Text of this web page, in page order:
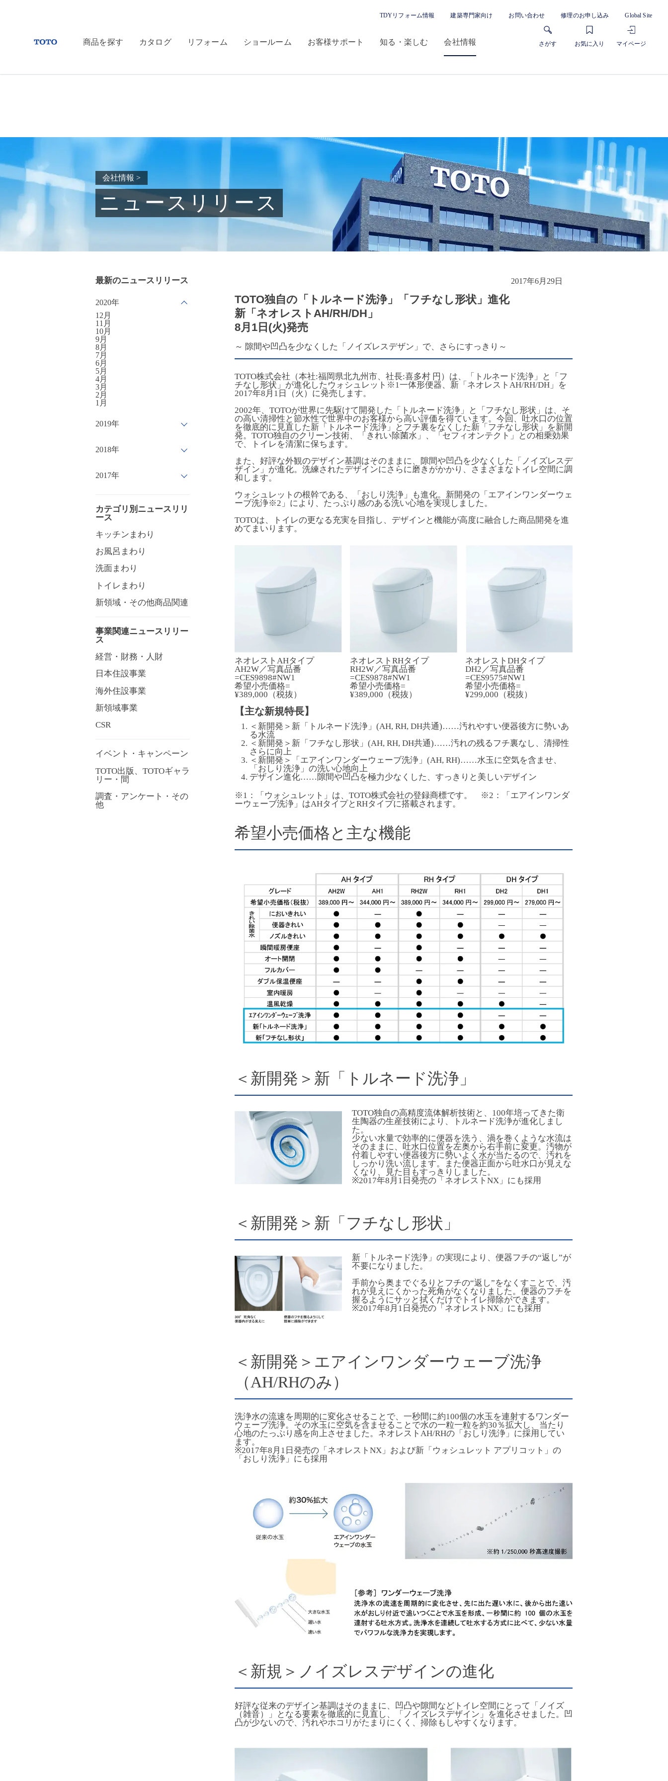
商品を探す カタログ リフォーム ショールーム お客様サポート 知る・楽しむ 会社情報 さがす お気に入り マイページ
TDYリフォーム情報 建築専門家向け お問い合わせ 修理のお申し込み Global Site
会社情報 >
ニュースリリース
2017年6月29日
TOTO独自の「トルネード洗浄」「フチなし形状」進化
新「ネオレストAH/RH/DH」
8月1日(火)発売
～ 隙間や凹凸を少なくした「ノイズレスデザン」で、さらにすっきり～
TOTO株式会社（本社:福岡県北九州市、社長:喜多村 円）は、「トルネード洗浄」と「フ
チなし形状」が進化したウォシュレット※1一体形便器、新「ネオレストAH/RH/DH」を
2017年8月1日（火）に発売します。
2002年、TOTOが世界に先駆けて開発した「トルネード洗浄」と「フチなし形状」は、そ
の高い清掃性と節水性で世界中のお客様から高い評価を得ています。今回、吐水口の位置
を徹底的に見直した新「トルネード洗浄」とフチ裏をなくした新「フチなし形状」を新開
発。TOTO独自のクリーン技術、「きれい除菌水」、「セフィオンテクト」との相乗効果
で、トイレを清潔に保ちます。
また、好評な外観のデザイン基調はそのままに、隙間や凹凸を少なくした「ノイズレスデ
ザイン」が進化。洗練されたデザインにさらに磨きがかかり、さまざまなトイレ空間に調
和します。
ウォシュレットの根幹である、「おしり洗浄」も進化。新開発の「エアインワンダーウェ
ーブ洗浄※2」により、たっぷり感のある洗い心地を実現しました。
TOTOは、トイレの更なる充実を目指し、デザインと機能が高度に融合した商品開発を進
めてまいります。
ネオレストAHタイプ
AH2W／写真品番
=CES9898#NW1
希望小売価格=
¥389,000（税抜）
ネオレストRHタイプ
RH2W／写真品番
=CES9878#NW1
希望小売価格=
¥389,000（税抜）
ネオレストDHタイプ
DH2／写真品番
=CES9575#NW1
希望小売価格=
¥299,000（税抜）
【主な新規特長】
＜新開発＞新「トルネード洗浄」(AH, RH, DH共通)……汚れやすい便器後方に勢いあ
る水流
＜新開発＞新「フチなし形状」(AH, RH, DH共通)……汚れの残るフチ裏なし、清掃性
さらに向上
＜新開発＞「エアインワンダーウェーブ洗浄」(AH, RH)……水玉に空気を含ませ、
「おしり洗浄」の洗い心地向上
デザイン進化……隙間や凹凸を極力少なくした、すっきりと美しいデザイン
※1：「ウォシュレット」は、TOTO株式会社の登録商標です。 ※2：「エアインワンダ
ーウェーブ洗浄」はAHタイプとRHタイプに搭載されます。
希望小売価格と主な機能
＜新開発＞新「トルネード洗浄」
TOTO独自の高精度流体解析技術と、100年培ってきた衛
生陶器の生産技術により、トルネード洗浄が進化しまし
た。
少ない水量で効率的に便器を洗う、渦を巻くような水流は
そのままに、吐水口位置を左奥から右手前に変更。汚物が
付着しやすい便器後方に勢いよく水が当たるので、汚れを
しっかり洗い流します。また便器正面から吐水口が見えな
くなり、見た目もすっきりしました。
※2017年8月1日発売の「ネオレストNX」にも採用
＜新開発＞新「フチなし形状」
新「トルネード洗浄」の実現により、便器フチの“返し”が
不要になりました。
手前から奥までぐるりとフチの“返し”をなくすことで、汚
れが見えにくかった死角がなくなりました。便器のフチを
握るようにサッと拭くだけでトイレ掃除ができます。
※2017年8月1日発売の「ネオレストNX」にも採用
＜新開発＞エアインワンダーウェーブ洗浄
（AH/RHのみ）
洗浄水の流速を周期的に変化させることで、一秒間に約100個の水玉を連射するワンダー
ウェーブ洗浄。その水玉に空気を含ませることで水の一粒一粒を約30％拡大し、当たり
心地のたっぷり感を向上させました。ネオレストAH/RHの「おしり洗浄」に採用してい
ます。
※2017年8月1日発売の「ネオレストNX」および新「ウォシュレット アプリコット」の
「おしり洗浄」にも採用
＜新規＞ノイズレスデザインの進化
好評な従来のデザイン基調はそのままに、凹凸や隙間などトイレ空間にとって「ノイズ
（雑音）」となる要素を徹底的に見直し、「ノイズレスデザイン」を進化させました。凹
凸が少ないので、汚れやホコリがたまりにくく、掃除もしやすくなります。
最新のニュースリリース
2020年
12月
11月
10月
9月
8月
7月
6月
5月
4月
3月
2月
1月
2019年
2018年
2017年
カテゴリ別ニュースリリ
ース
キッチンまわり
お風呂まわり
洗面まわり
トイレまわり
新領域・その他商品関連
事業関連ニュースリリー
ス
経営・財務・人財
日本住設事業
海外住設事業
新領域事業
CSR
イベント・キャンペーン
TOTO出版、TOTOギャラ
リー・間
調査・アンケート・その
他